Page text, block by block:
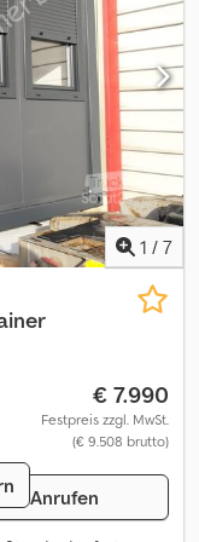
1 / 7
€ 7.990
Festpreis zzgl. MwSt.
(€ 9.508 brutto)
Anrufen